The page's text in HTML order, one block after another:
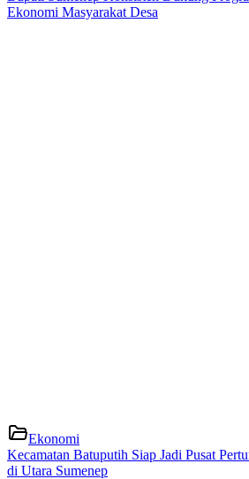
Ekonomi Masyarakat Desa
Ekonomi
Kecamatan Batuputih Siap Jadi Pusat
di Utara Sumenep